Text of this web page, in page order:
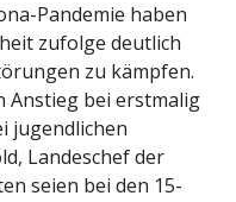
Pandemie haben
zufolge deutlich
zu kämpfen.
Anstieg bei erstmalig
jugendlichen
Landeschef der
seien bei den 15-